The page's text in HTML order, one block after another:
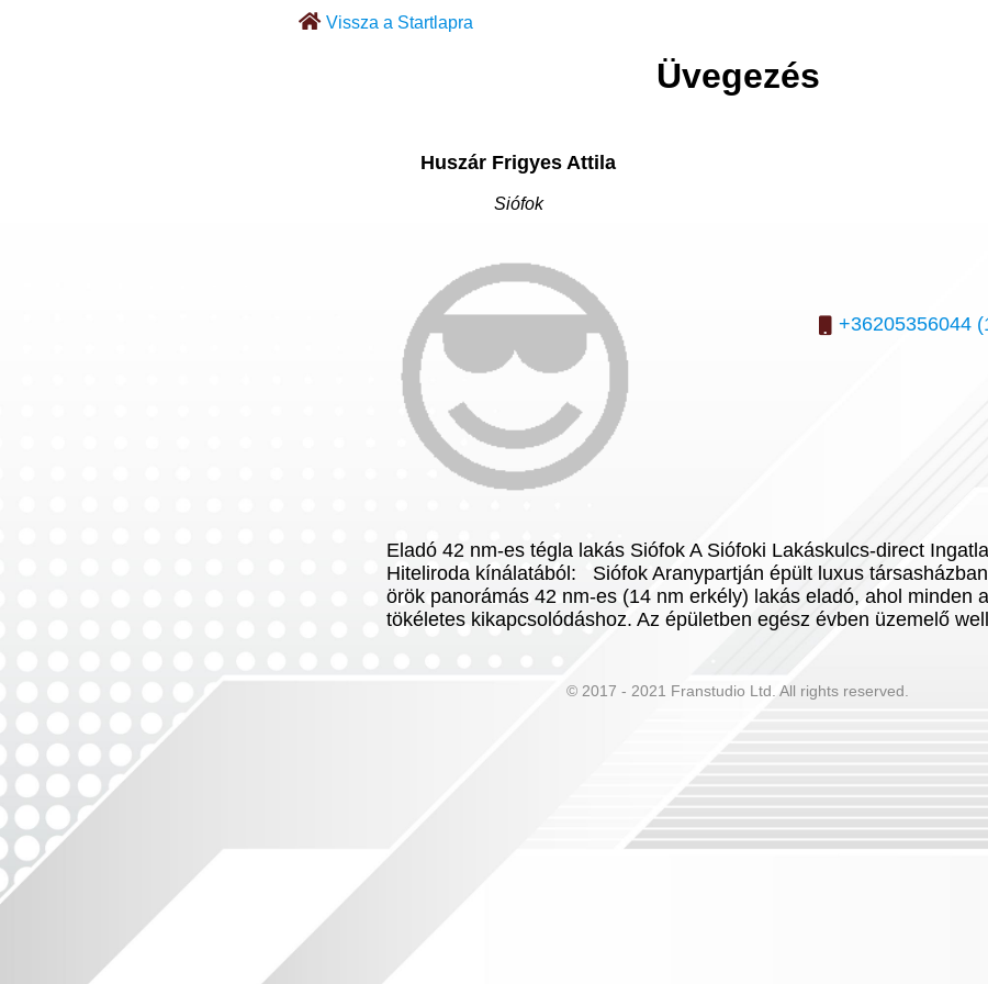
Vissza a Startlapra
Üvegezés
Huszár Frigyes Attila
Siófok
+36205356044
Eladó 42 nm-es tégla lakás Siófok A Siófoki Lakáskulcs-direct
Hiteliroda kínálatából: Siófok Aranypartján épült luxus
örök panorámás 42 nm-es (14 nm erkély) lakás eladó, ahol minden
tökéletes kikapcsolódáshoz. Az épületben egész évben üzemelő
© 2017 - 2021 Franstudio Ltd. All rights reserved.